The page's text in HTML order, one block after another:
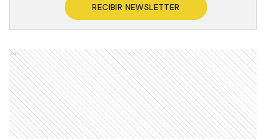
RECIBIR NEWSLETTER
Ads